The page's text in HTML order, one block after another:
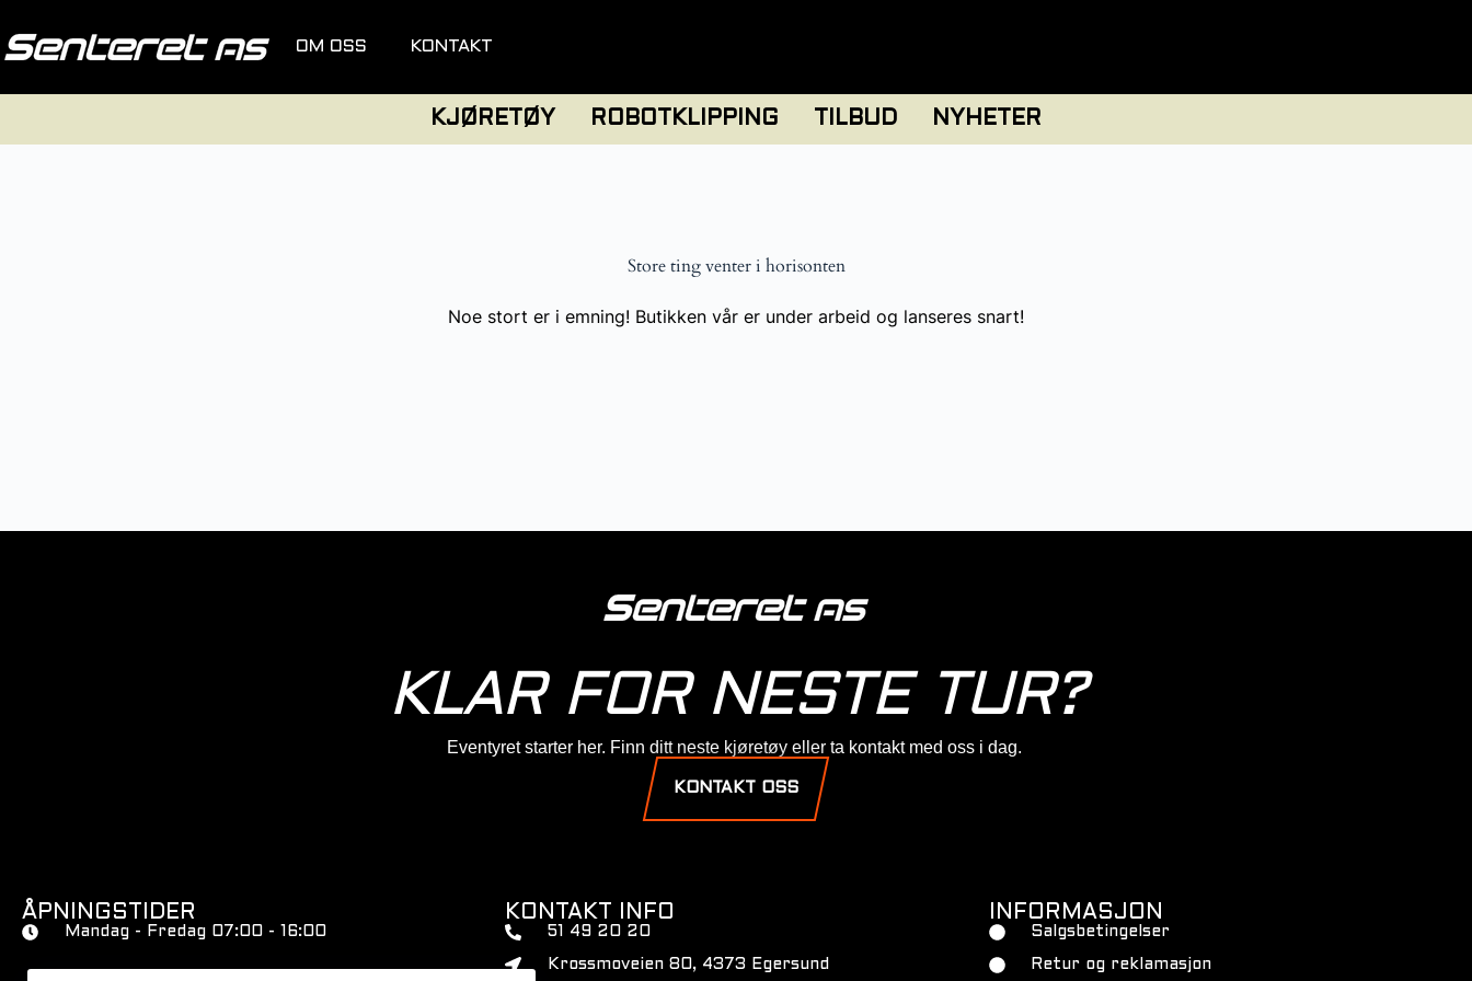
OM OSS KONTAKT
KJØRETØY ROBOTKLIPPING TILBUD NYHETER
Store ting venter i horisonten
Noe stort er i emning! Butikken vår er under arbeid og lanseres snart!
KLAR FOR NESTE TUR?
Eventyret starter her. Finn ditt neste kjøretøy eller ta kontakt med oss i dag.
KONTAKT OSS
ÅPNINGSTIDER
Mandag - Fredag 07:00 - 16:00
KONTAKT INFO
51 49 20 20
Krossmoveien 80, 4373 Egersund
INFORMASJON
Salgsbetingelser
Retur og reklamasjon